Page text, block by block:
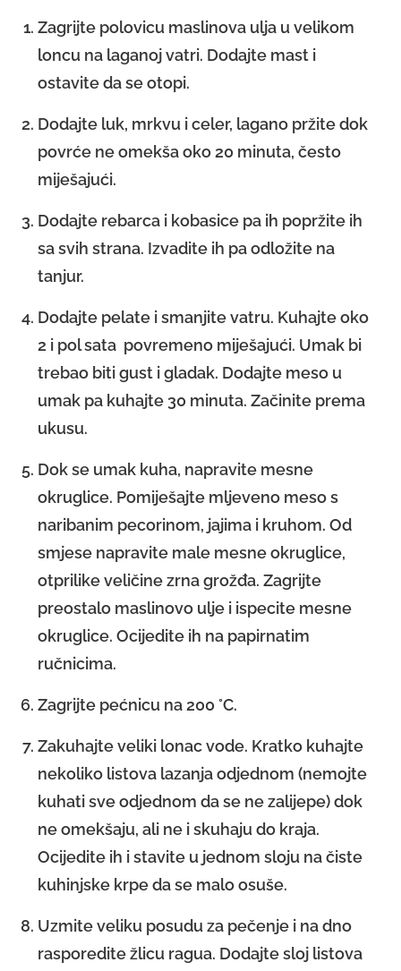
Zagrijte polovicu maslinova ulja u velikom
loncu na laganoj vatri. Dodajte mast i
ostavite da se otopi.
Dodajte luk, mrkvu i celer, lagano pržite dok
povrće ne omekša oko 20 minuta, često
miješajući.
Dodajte rebarca i kobasice pa ih popržite ih
sa svih strana. Izvadite ih pa odložite na
tanjur.
Dodajte pelate i smanjite vatru. Kuhajte oko
2 i pol sata povremeno miješajući. Umak bi
trebao biti gust i gladak. Dodajte meso u
umak pa kuhajte 30 minuta. Začinite prema
ukusu.
Dok se umak kuha, napravite mesne
okruglice. Pomiješajte mljeveno meso s
naribanim pecorinom, jajima i kruhom. Od
smjese napravite male mesne okruglice,
otprilike veličine zrna grožđa. Zagrijte
preostalo maslinovo ulje i ispecite mesne
okruglice. Ocijedite ih na papirnatim
ručnicima.
Zagrijte pećnicu na 200 °C.
Zakuhajte veliki lonac vode. Kratko kuhajte
nekoliko listova lazanja odjednom (nemojte
kuhati sve odjednom da se ne zalijepe) dok
ne omekšaju, ali ne i skuhaju do kraja.
Ocijedite ih i stavite u jednom sloju na čiste
kuhinjske krpe da se malo osuše.
Uzmite veliku posudu za pečenje i na dno
rasporedite žlicu ragua. Dodajte sloj listova